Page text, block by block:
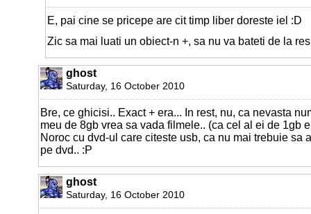
E, pai cine se pricepe are cit timp liber doreste iel :D
Zic sa mai luati un obiect-n +, sa nu va bateti de la
ghost
Saturday, 16 October 2010
Bre, ce ghicisi.. Exact + era... In rest, nu, ca nevasta
meu de 8gb vrea sa vada filmele.. (ca cel al ei de 1gb
Noroc cu dvd-ul care citeste usb, ca nu mai trebuie sa
pe dvd.. :P
ghost
Saturday, 16 October 2010